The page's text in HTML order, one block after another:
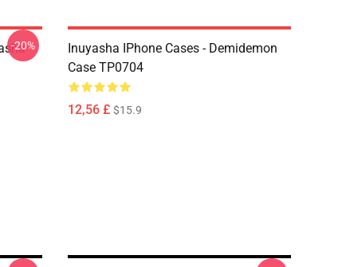
-20%
Inuyasha IPhone Cases - Demidemon
Case TP0704
12,56 £ $15.9